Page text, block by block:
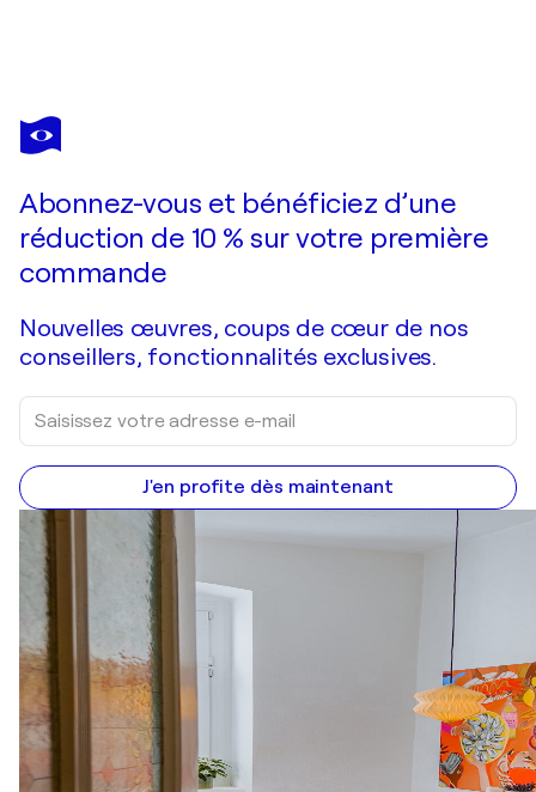
KARINE LANGEVIN KJL
New York Connection
Abonnez-vous et bénéficiez d’une
réduction de 10 % sur votre première
commande
Nouvelles œuvres, coups de cœur de nos
conseillers, fonctionnalités exclusives.
J'en profite dès maintenant